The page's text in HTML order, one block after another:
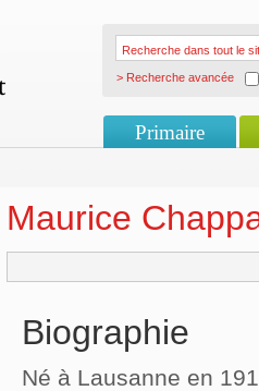
> Recherche avancée
Primaire
Maurice
Biographie
Né à Lausanne en